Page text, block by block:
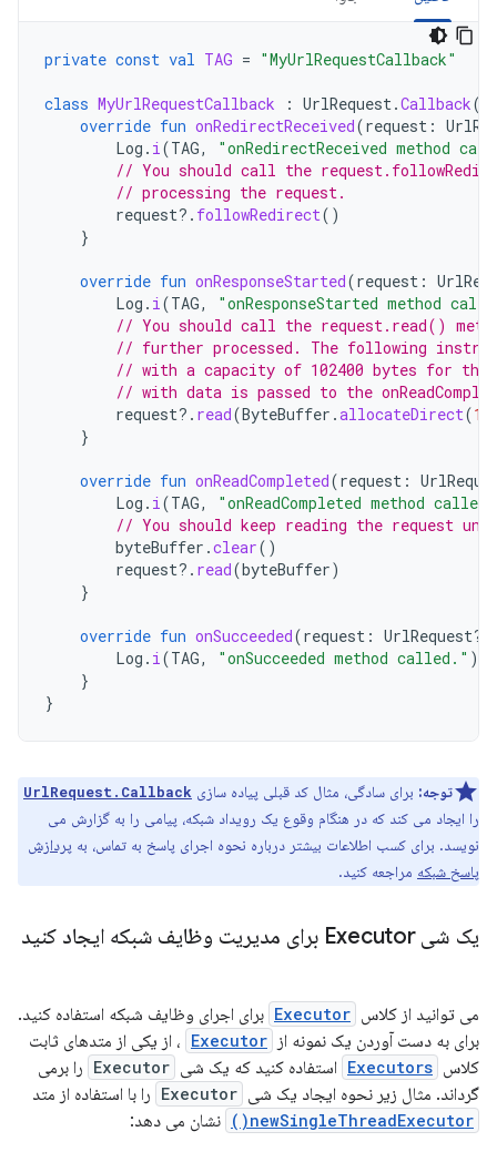
private const val TAG = "MyUrlRequestCallback"
class MyUrlRequestCallback : UrlRequest.Callback()
override fun onRedirectReceived(request :
Log . i(TAG,
"onRedirectReceived method
// You should call the
// processing the request.
request?. followRedirect()
}
override fun onResponseStarted(request :
Log . i(TAG,
"onResponseStarted method
// You should call the request.read()
// further processed. The following
// with a capacity of 102400 bytes for the
// with data is passed to the
request?. read(ByteBuffer .allocateDirect(
}
override fun onReadCompleted(request :
Log . i(TAG,
"onReadCompleted method
// You should keep reading the request
byteBuffer .clear()
request?. read(byteBuffer)
}
override fun onSucceeded(request : UrlRequest?,
Log . i(TAG, "onSucceeded method called." )
}
}
توجه: برای سادگی، مثال کد قبلی پیاده سازی UrlRequest.Callback
را ایجاد می کند که در هنگام وقوع یک رویداد شبکه، پیامی را به گزارش می
نویسد. برای کسب اطلاعات بیشتر درباره نحوه اجرای پاسخ به تماس، به پردازش
پاسخ شبکه مراجعه کنید.
یک شی Executor برای مدیریت وظایف شبکه ایجاد کنید
می توانید از کلاس Executor برای اجرای وظایف شبکه استفاده کنید.
برای به دست آوردن یک نمونه از Executor ، از یکی از متدهای ثابت
کلاس Executors استفاده کنید که یک شی Executor را برمی
گرداند. مثال زیر نحوه ایجاد یک شی Executor را با استفاده از متد
newSingleThreadExecutor() نشان می دهد: